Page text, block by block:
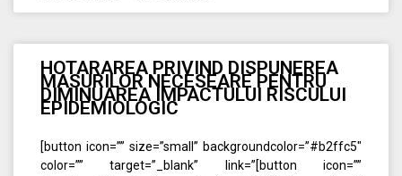
HOTARAREA PRIVIND DISPUNEREA
MASURILOR NECESEARE PENTRU
DIMINUAREA IMPACTULUI RISCULUI
EPIDEMIOLOGIC
[button icon=”” size=”small” backgroundcolor=”#b2ffc5″
color=”” target=”_blank” link=”[button icon=””